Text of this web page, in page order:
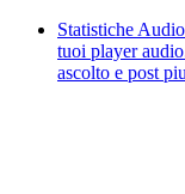
Statistiche Audio
tuoi player
ascolto e post